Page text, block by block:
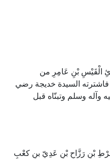
الْقَيْسِ بْنِ عَامِرِ من
فاشترته السيدة خديجة رضي
وآله وسلم وتبنّاه قبل
قُرْطِ بْنِ رَزَّاحِ بْنِ عَدِيّ بنِ كعْبِ